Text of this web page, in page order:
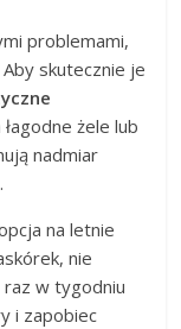
problemami,
skutecznie je
żele lub
nadmiar
na letnie
nie
w tygodniu
i zapobiec